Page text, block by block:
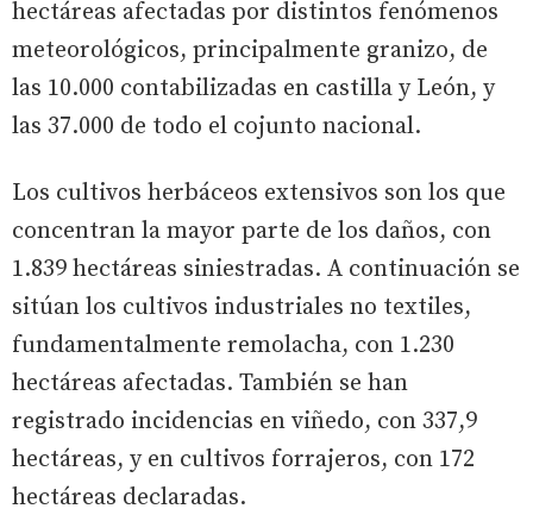
hectáreas afectadas por distintos fenómenos
meteorológicos, principalmente granizo, de
las 10.000 contabilizadas en castilla y León, y
las 37.000 de todo el cojunto nacional.
Los cultivos herbáceos extensivos son los que
concentran la mayor parte de los daños, con
1.839 hectáreas siniestradas. A continuación se
sitúan los cultivos industriales no textiles,
fundamentalmente remolacha, con 1.230
hectáreas afectadas. También se han
registrado incidencias en viñedo, con 337,9
hectáreas, y en cultivos forrajeros, con 172
hectáreas declaradas.